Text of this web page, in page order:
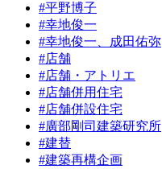
#平野博子
#幸地俊一
#幸地俊一、成田佑弥
#店舗
#店舗・アトリエ
#店舗併用住宅
#店舗併設住宅
#廣部剛司建築研究所
#建替
#建築再構企画